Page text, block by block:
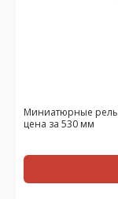
Миниатюрные
цена за 530 мм